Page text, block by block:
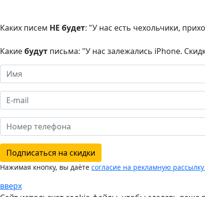
Каких писем НЕ будет: "У нас есть чехольчики,
Какиебудут письма: "У нас залежались iPhone.
Подписаться на скидки
Нажимая кнопку, вы даёте согласие на рекламную
вверх